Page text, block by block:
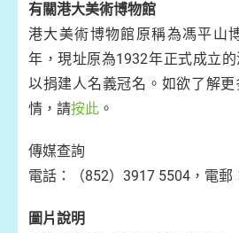
有關港大美術博物館
港大美術博物館原稱為馮平山
年，現址原為1932年正式成立的
以捐建人名義冠名。如欲了解
情，請按此 。
傳媒查詢
電話：（852）3917 5504，電郵
圖片說明